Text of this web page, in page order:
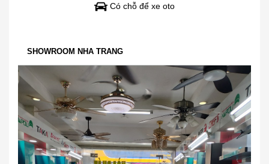
Có chỗ để xe oto
SHOWROOM NHA TRANG